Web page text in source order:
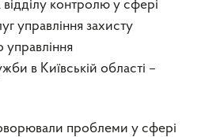
контролю у сфері
управління захисту
управління
в Київській області –
проблеми у сфері